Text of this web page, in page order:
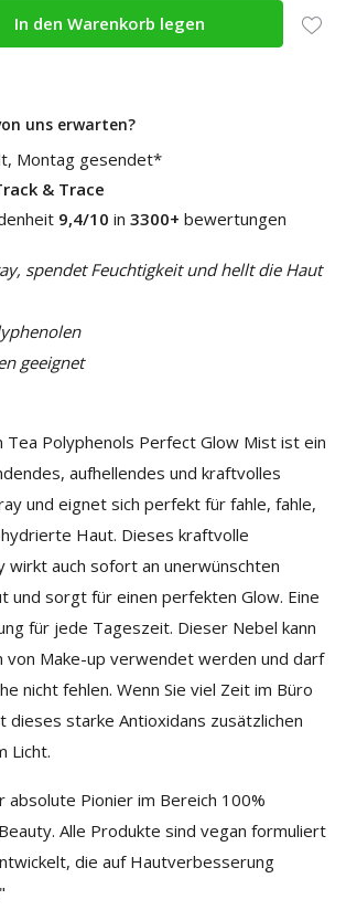
In den Warenkorb legen
uns erwarten?
Montag gesendet*
& Trace
9,4/10 in 3300+ bewertungen
spendet Feuchtigkeit und hellt die Haut
geeignet
Polyphenols Perfect Glow Mist ist ein
aufhellendes und kraftvolles
und eignet sich perfekt für fahle, fahle,
Haut. Dieses kraftvolle
wirkt auch sofort an unerwünschten
und sorgt für einen perfekten Glow. Eine
für jede Tageszeit. Dieser Nebel kann
von Make-up verwendet werden und darf
nicht fehlen. Wenn Sie viel Zeit im Büro
dieses starke Antioxidans zusätzlichen
Licht.
Pionier im Bereich 100%
Alle Produkte sind vegan formuliert
die auf Hautverbesserung